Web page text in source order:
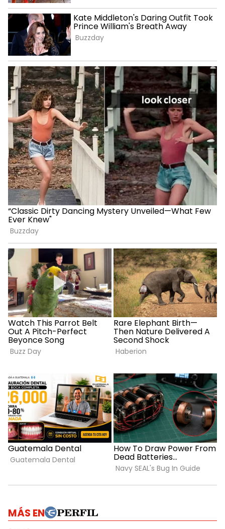
MÁS EN